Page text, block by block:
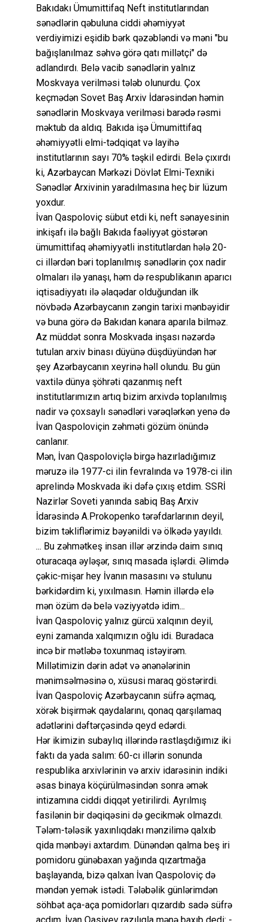
Bakıdakı Ümumittifaq Neft institutlarından
sənədlərin qəbuluna ciddi əhəmiyyət
verdiyimizi eşidib bərk qəzəbləndi və məni "bu
bağışlanılmaz səhvə görə qatı millətçi" də
adlandırdı. Belə vacib sənədlərin yalnız
Moskvaya verilməsi tələb olunurdu. Çox
keçmədən Sovet Baş Arxiv İdarəsindən həmin
sənədlərin Moskvaya verilməsi barədə rəsmi
məktub da aldıq. Bakıda işə Ümumittifaq
əhəmiyyətli elmi-tədqiqat və layihə
institutlarının sayı 70% təşkil edirdi. Belə çıxırdı
ki, Azərbaycan Mərkəzi Dövlət Elmi-Texniki
Sənədlər Arxivinin yaradılmasına heç bir lüzum
yoxdur.
İvan Qaspoloviç sübut etdi ki, neft sənayesinin
inkişafı ilə bağlı Bakıda faəliyyət göstərən
ümumittifaq əhəmiyyətli institutlardan hələ 20-
ci illərdən bəri toplanılmış sənədlərin çox nadir
olmaları ilə yanaşı, həm də respublikanın aparıcı
iqtisadiyyatı ilə əlaqədar olduğundan ilk
növbədə Azərbaycanın zəngin tarixi mənbəyidir
və buna görə də Bakıdan kənara aparıla bilməz.
Az müddət sonra Moskvada inşası nəzərdə
tutulan arxiv binası düyünə düşdüyündən hər
şey Azərbaycanın xeyrinə həll olundu. Bu gün
vaxtilə dünya şöhrəti qazanmış neft
institutlarımızın artıq bizim arxivdə toplanılmış
nadir və çoxsaylı sənədləri vərəqlərkən yenə də
İvan Qaspoloviçin zəhməti gözüm önündə
canlanır.
Mən, İvan Qaspoloviçlə birgə hazırladığımız
məruzə ilə 1977-ci ilin fevralında və 1978-ci ilin
aprelində Moskvada iki dəfə çıxış etdim. SSRİ
Nazirlər Soveti yanında sabiq Baş Arxiv
İdarəsində A.Prokopenko tərəfdarlarının deyil,
bizim təkliflərimiz bəyənildi və ölkədə yayıldı.
... Bu zəhmətkeş insan illər ərzində daim sınıq
oturacaqa əyləşər, sınıq masada işlərdi. Əlimdə
çəkic-mişar hey İvanın masasını və stulunu
bərkidərdim ki, yıxılmasın. Həmin illərdə elə
mən özüm də belə vəziyyətdə idim...
İvan Qaspoloviç yalnız gürcü xalqının deyil,
eyni zamanda xalqımızın oğlu idi. Buradaca
incə bir mətləbə toxunmaq istəyirəm.
Millətimizin dərin adət və ənənələrinin
mənimsəlməsinə o, xüsusi maraq göstərirdi.
İvan Qaspoloviç Azərbaycanın süfrə açmaq,
xörək bişirmək qaydalarını, qonaq qarşılamaq
adətlərini dəftərçəsində qeyd edərdi.
Hər ikimizin subaylıq illərində rastlaşdığımız iki
faktı da yada salım: 60-cı illərin sonunda
respublika arxivlərinin və arxiv idarəsinin indiki
əsas binaya köçürülməsindən sonra əmək
intizamına ciddi diqqət yetirilirdi. Ayrılmış
fasilənin bir dəqiqəsini də gecikmək olmazdı.
Tələm-tələsik yaxınlıqdakı mənzilimə qalxıb
qida mənbəyi axtardım. Dünəndən qalma beş iri
pomidoru günəbaxan yağında qızartmağa
başlayanda, bizə qalxan İvan Qaspoloviç də
məndən yemək istədi. Tələbəlik günlərimdən
söhbət aça-aça pomidorları qızardıb sadə süfrə